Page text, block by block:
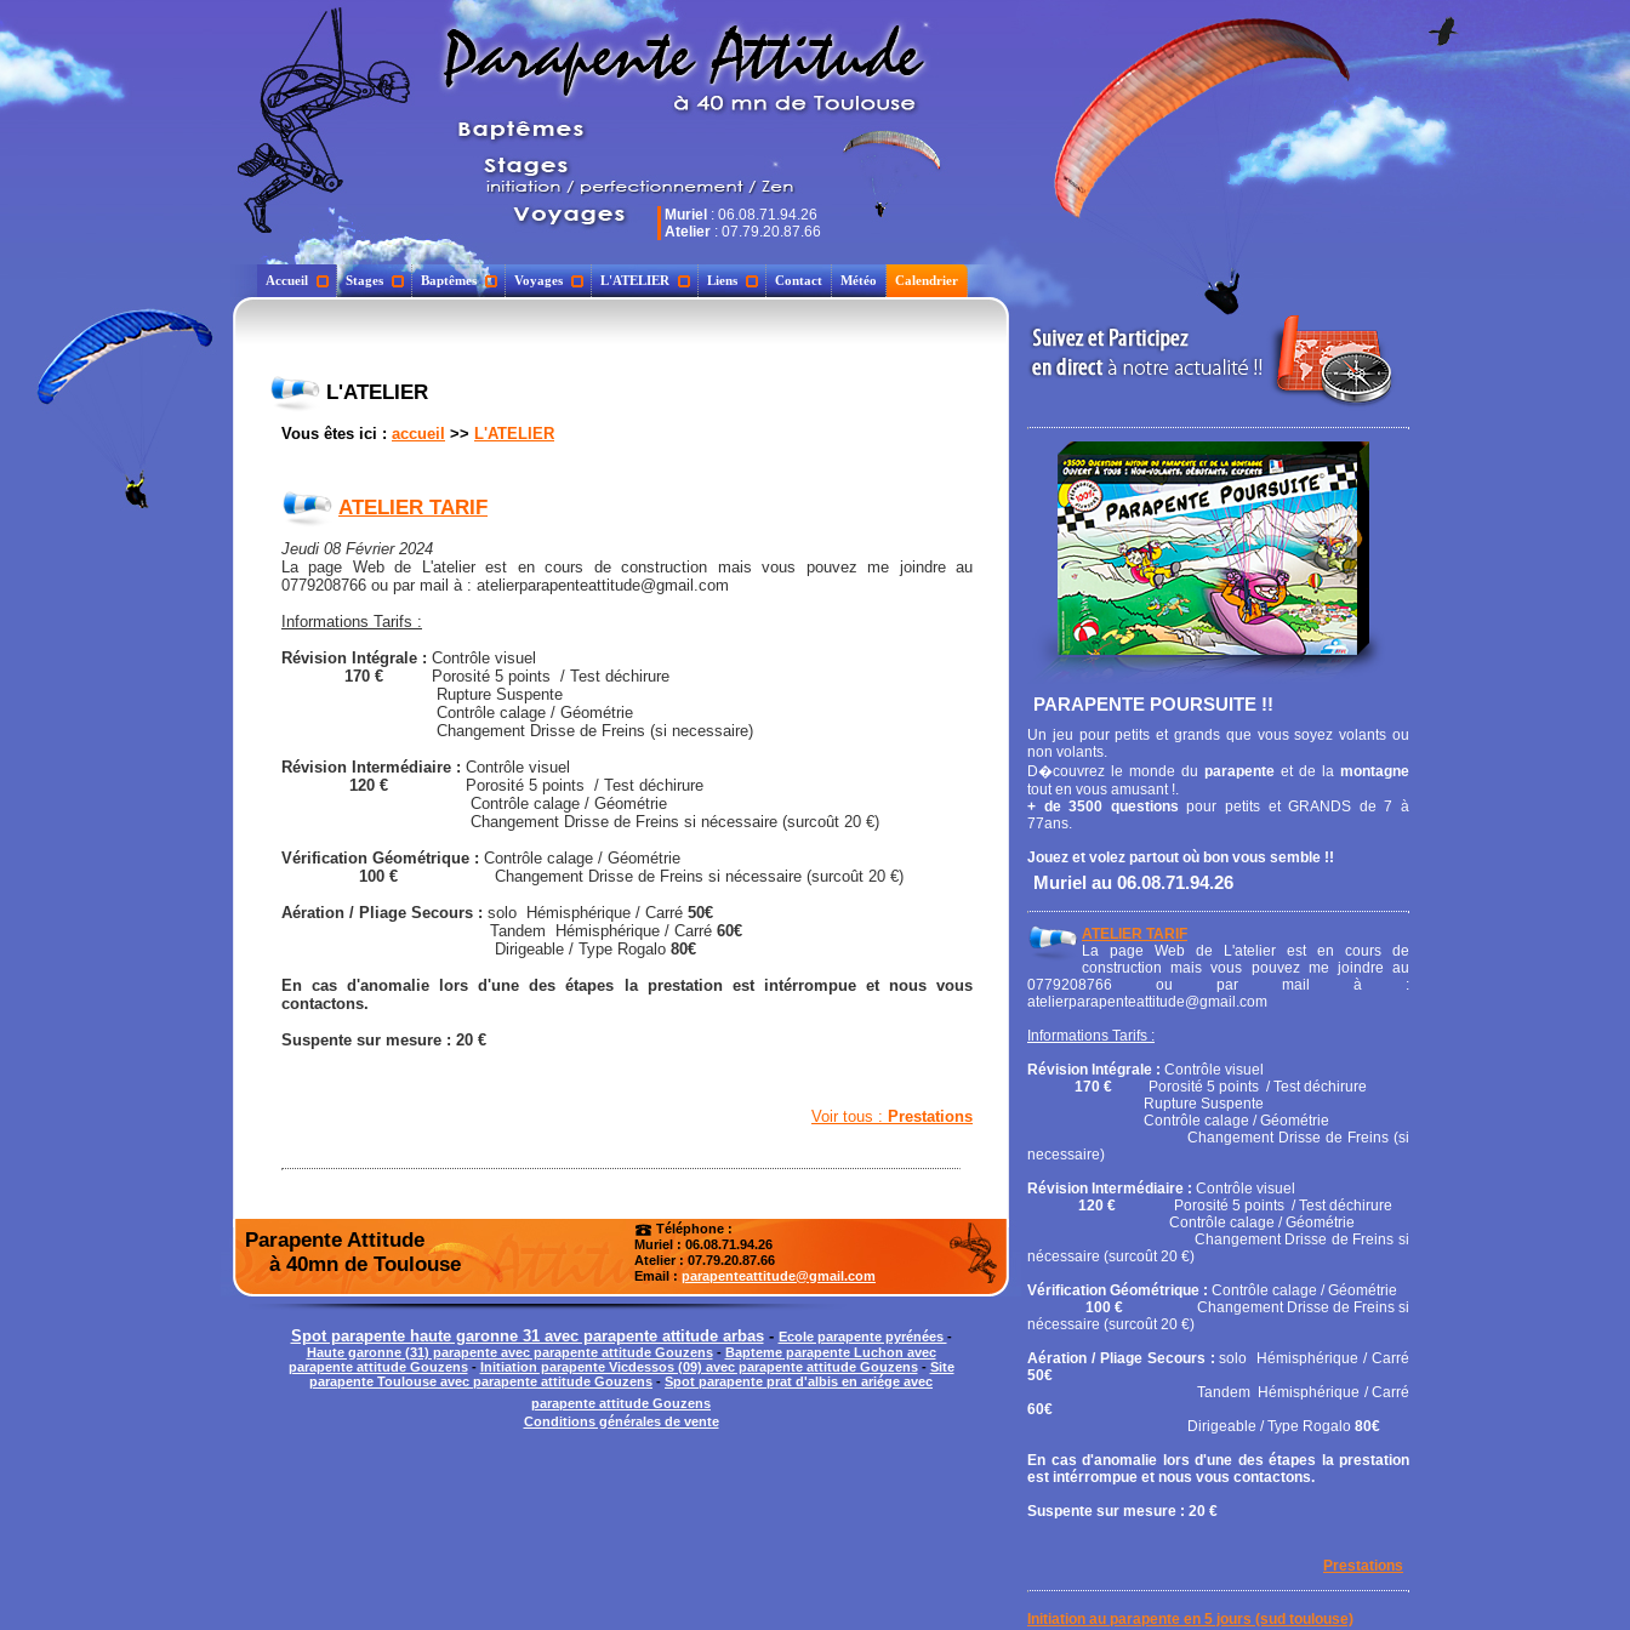
Muriel : 06.08.71.94.26
Atelier : 07.79.20.87.66
Accueil Stages Baptêmes Voyages L'ATELIER Liens Contact Météo Calendrier
L'ATELIER
Vous êtes ici : accueil >> L'ATELIER
ATELIER TARIF
Jeudi 08 Février 2024
La page Web de L'atelier est en cours de construction mais vous pouvez me joindre au
0779208766 ou par mail à : atelierparapenteattitude@gmail.com
Informations Tarifs :
Révision Intégrale : Contrôle visuel
170 € Porosité 5 points / Test déchirure
Rupture Suspente
Contrôle calage / Géométrie
Changement Drisse de Freins (si necessaire)
Révision Intermédiaire : Contrôle visuel
120 € Porosité 5 points / Test déchirure
Contrôle calage / Géométrie
Changement Drisse de Freins si nécessaire (surcoût 20 €)
Vérification Géométrique : Contrôle calage / Géométrie
100 € Changement Drisse de Freins si nécessaire (surcoût 20 €)
Aération / Pliage Secours : solo Hémisphérique / Carré 50€
Tandem Hémisphérique / Carré 60€
Dirigeable / Type Rogalo 80€
En cas d'anomalie lors d'une des étapes la prestation est intérrompue et nous vous
contactons.
Suspente sur mesure : 20 €
Voir tous : Prestations
Parapente Attitude
à 40mn de Toulouse
Téléphone :
Muriel : 06.08.71.94.26
Atelier: 07.79.20.87.66
Email : parapenteattitude@gmail.com
Spot parapente haute garonne 31 avec parapente attitude arbas- Ecole parapente pyrénées -
Haute garonne (31) parapente avec parapente attitude Gouzens- Bapteme parapente Luchon avec
parapente attitude Gouzens- Initiation parapente Vicdessos (09) avec parapente attitude Gouzens- Site
parapente Toulouse avec parapente attitude Gouzens - Spot parapente prat d'albis en ariége avec
parapente attitude Gouzens
Conditions générales de vente
PARAPENTE POURSUITE !!
Un jeu pour petits et grands que vous soyez volants ou
non volants.
D�couvrez le monde du parapente et de la montagne
tout en vous amusant !.
+ de 3500 questions pour petits et GRANDS de 7 à
77ans.
Jouez et volez partout où bon vous semble !!
Muriel au 06.08.71.94.26
ATELIER TARIF
La page Web de L'atelier est en cours de
construction mais vous pouvez me joindre au
0779208766 ou par mail à :
atelierparapenteattitude@gmail.com
Informations Tarifs :
Révision Intégrale : Contrôle visuel
170 € Porosité 5 points / Test déchirure
Rupture Suspente
Contrôle calage / Géométrie
Changement Drisse de Freins (si
necessaire)
Révision Intermédiaire : Contrôle visuel
120 € Porosité 5 points / Test déchirure
Contrôle calage / Géométrie
Changement Drisse de Freins si
nécessaire (surcoût 20 €)
Vérification Géométrique : Contrôle calage / Géométrie
100 € Changement Drisse de Freins si
nécessaire (surcoût 20 €)
Aération / Pliage Secours :solo
Hémisphérique / Carré
50€
Tandem Hémisphérique / Carré
60€
Dirigeable / Type Rogalo 80€
En cas d'anomalie lors d'une des étapes la prestation
est intérrompue et nous vous contactons.
Suspente sur mesure : 20 €
Prestations
Initiation au parapente en 5 jours (sud toulouse)